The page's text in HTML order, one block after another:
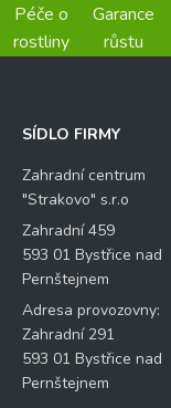
Péče o
rostliny
Garance
růstu
SÍDLO FIRMY
Zahradní centrum
"Strakovo" s.r.o
Zahradní 459
593 01 Bystřice nad
Pernštejnem
Adresa provozovny:
Zahradní 291
593 01 Bystřice nad
Pernštejnem